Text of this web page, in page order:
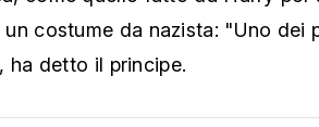
costume da nazista: "Uno dei
ha detto il principe.